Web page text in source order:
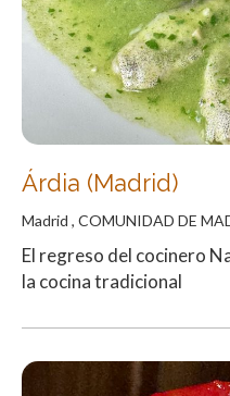
Árdia (Madrid)
Madrid , COMUNIDAD DE
El regreso del cocinero
la cocina tradicional